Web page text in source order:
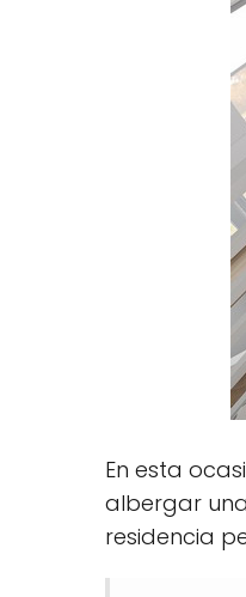
En esta
albergar una
residencia